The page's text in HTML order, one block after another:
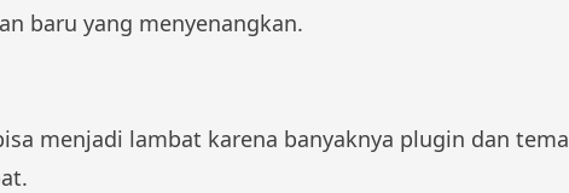
baru yang menyenangkan.
menjadi lambat karena banyaknya plugin dan tema